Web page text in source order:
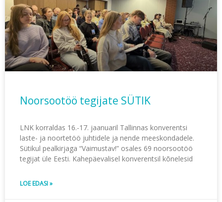
Noorsootöö tegijate SÜTIK
LNK korraldas 16.-17. jaanuaril Tallinnas konverentsi
laste- ja noortetöö juhtidele ja nende meeskondadele.
Sütikul pealkirjaga “Vaimustav!” osales 69 noorsootöö
tegijat üle Eesti. Kahepäevalisel konverentsil kõnelesid
LOE EDASI »